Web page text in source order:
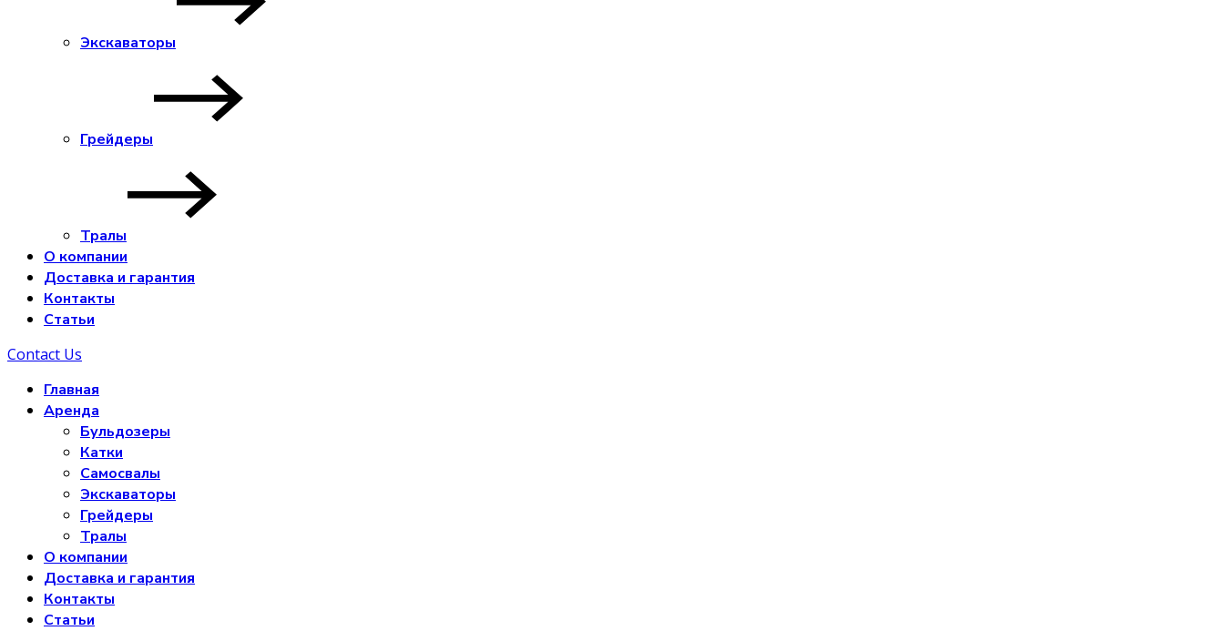
Экскаваторы
Грейдеры
Тралы
О компании
Доставка и гарантия
Контакты
Статьи
Contact Us
Главная
Аренда
Бульдозеры
Катки
Самосвалы
Экскаваторы
Грейдеры
Тралы
О компании
Доставка и гарантия
Контакты
Статьи